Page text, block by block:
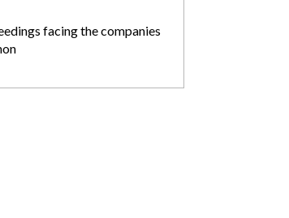
facing the companies